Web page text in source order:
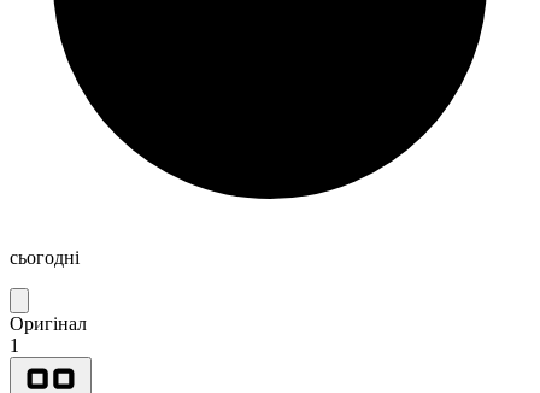
сьогодні
Оригінал
1